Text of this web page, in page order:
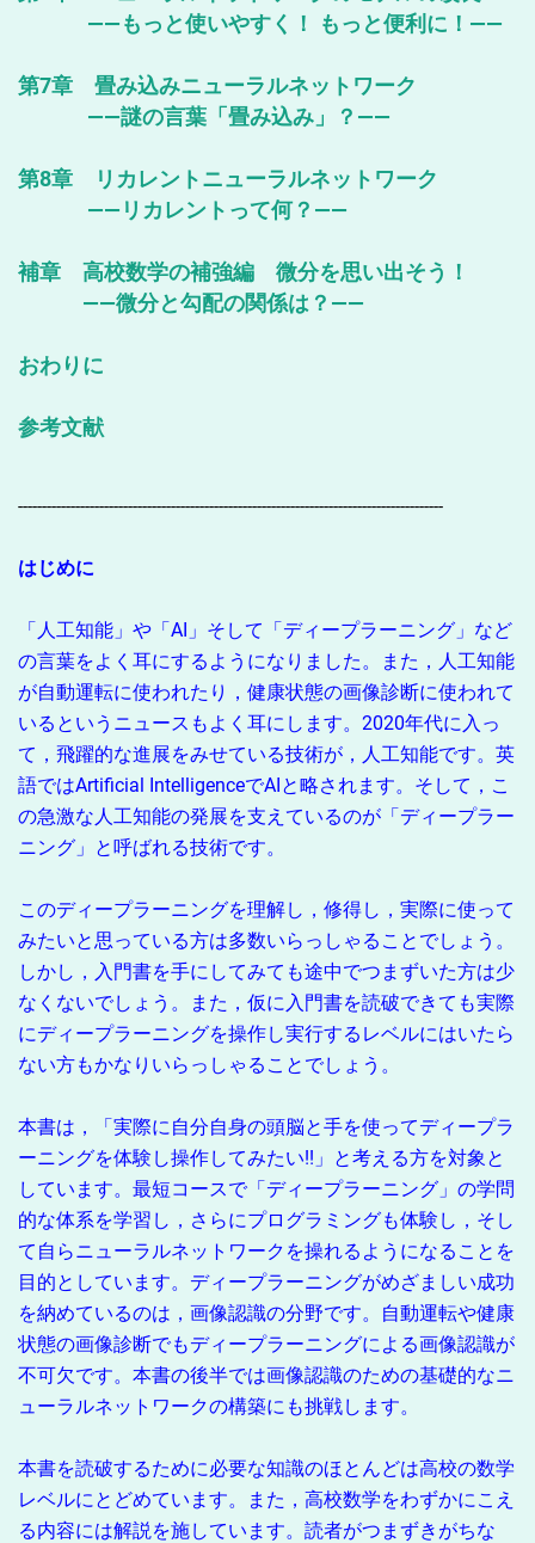
――もっと使いやすく！ もっと便利に！――
第7章 畳み込みニューラルネットワーク
――謎の言葉「畳み込み」？――
第8章 リカレントニューラルネットワーク
――リカレントって何？――
補章 高校数学の補強編 微分を思い出そう！
――微分と勾配の関係は？――
おわりに
参考文献
-----------------------------------------------------------------------------------------
はじめに
「人工知能」や「AI」そして「ディープラーニング」など
の言葉をよく耳にするようになりました。また，人工知能
が自動運転に使われたり，健康状態の画像診断に使われて
いるというニュースもよく耳にします。2020年代に入っ
て，飛躍的な進展をみせている技術が，人工知能です。英
語ではArtificial IntelligenceでAIと略されます。そして，こ
の急激な人工知能の発展を支えているのが「ディープラー
ニング」と呼ばれる技術です。
このディープラーニングを理解し，修得し，実際に使って
みたいと思っている方は多数いらっしゃることでしょう。
しかし，入門書を手にしてみても途中でつまずいた方は少
なくないでしょう。また，仮に入門書を読破できても実際
にディープラーニングを操作し実行するレベルにはいたら
ない方もかなりいらっしゃることでしょう。
本書は，「実際に自分自身の頭脳と手を使ってディープラ
ーニングを体験し操作してみたい!!」と考える方を対象と
しています。最短コースで「ディープラーニング」の学問
的な体系を学習し，さらにプログラミングも体験し，そし
て自らニューラルネットワークを操れるようになることを
目的としています。ディープラーニングがめざましい成功
を納めているのは，画像認識の分野です。自動運転や健康
状態の画像診断でもディープラーニングによる画像認識が
不可欠です。本書の後半では画像認識のための基礎的なニ
ューラルネットワークの構築にも挑戦します。
本書を読破するために必要な知識のほとんどは高校の数学
レベルにとどめています。また，高校数学をわずかにこえ
る内容には解説を施しています。読者がつまずきがちな